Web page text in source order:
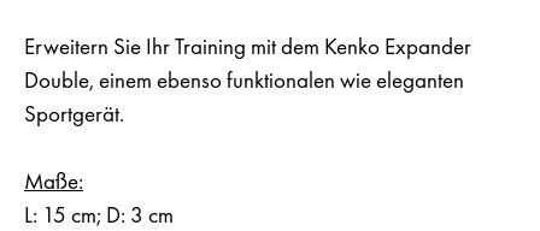
Erweitern Sie Ihr Training mit dem Kenko Expander
Double, einem ebenso funktionalen wie eleganten
Sportgerät.
Maße:
L: 15 cm; D: 3 cm